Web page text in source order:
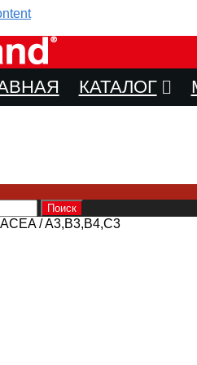
КАТАЛОГ
Поиск
/A3,B3,B4,C3